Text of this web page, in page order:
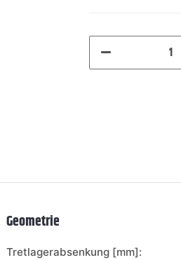
Geometrie
Tretlagerabsenkung [mm]: